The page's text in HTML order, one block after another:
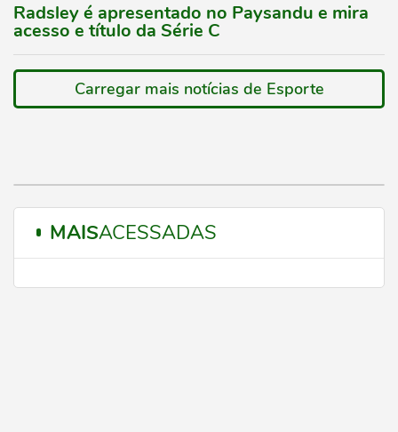
Radsley é apresentado no Paysandu e mira
acesso e título da Série C
Carregar mais notícias de Esporte
MAISACESSADAS